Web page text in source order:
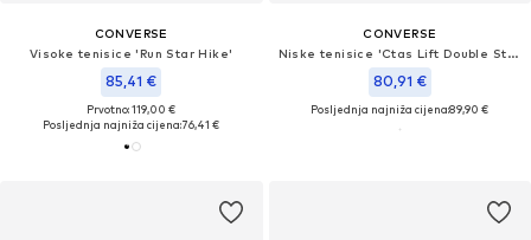
CONVERSE
Visoke tenisice 'Run Star Hike'
85,41 €
Prvotno: 119,00 €
Posljednja najniža cijena:76,41 €
CONVERSE
Niske tenisice 'Ctas Lift Double Stack'
80,91 €
Posljednja najniža cijena:89,90 €